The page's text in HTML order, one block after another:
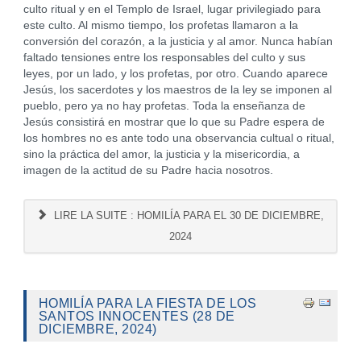
culto ritual y en el Templo de Israel, lugar privilegiado para
este culto. Al mismo tiempo, los profetas llamaron a la
conversión del corazón, a la justicia y al amor. Nunca habían
faltado tensiones entre los responsables del culto y sus
leyes, por un lado, y los profetas, por otro. Cuando aparece
Jesús, los sacerdotes y los maestros de la ley se imponen al
pueblo, pero ya no hay profetas. Toda la enseñanza de
Jesús consistirá en mostrar que lo que su Padre espera de
los hombres no es ante todo una observancia cultual o ritual,
sino la práctica del amor, la justicia y la misericordia, a
imagen de la actitud de su Padre hacia nosotros.
LIRE LA SUITE : HOMILÍA PARA EL 30 DE DICIEMBRE,
2024
HOMILÍA PARA LA FIESTA DE LOS
SANTOS INNOCENTES (28 DE
DICIEMBRE, 2024)